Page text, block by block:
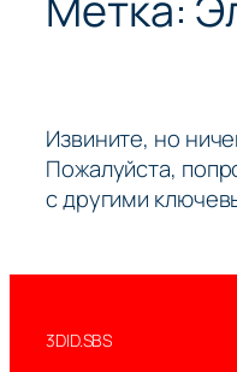
Извините, но
Пожалуйста,
с другими
3DID.SBS